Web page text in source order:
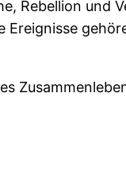
Rebellion und